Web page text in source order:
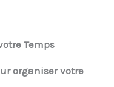
Temps
organiser votre